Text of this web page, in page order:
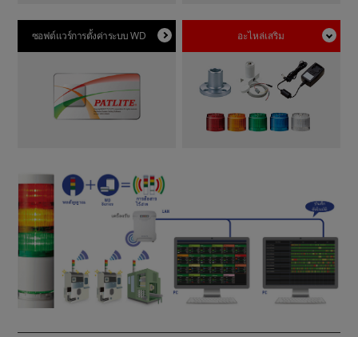
ซอฟต์แวร์การตั้งค่าระบบ WD อะไหล่เสริม